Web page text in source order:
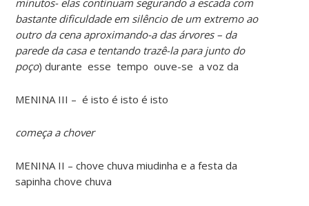
bastante dificuldade em silêncio de um extremo ao
outro da cena aproximando-a das árvores – da
parede da casa e tentando trazê-la para junto do
poço) durante esse tempo ouve-se a voz da
MENINA III – é isto é isto é isto
começa a chover
MENINA II – chove chuva miudinha e a festa da
sapinha chove chuva